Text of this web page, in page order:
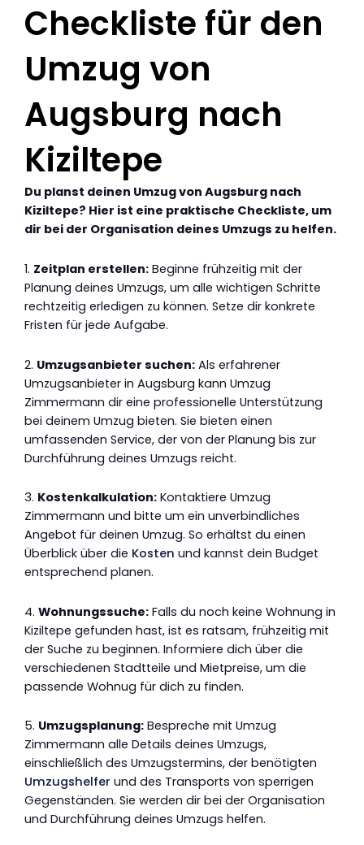
Checkliste für den
Umzug von
Augsburg nach
Kiziltepe
Du planst deinen Umzug von Augsburg nach
Kiziltepe? Hier ist eine praktische Checkliste, um
dir bei der Organisation deines Umzugs zu helfen.
1. Zeitplan erstellen: Beginne frühzeitig mit der
Planung deines Umzugs, um alle wichtigen Schritte
rechtzeitig erledigen zu können. Setze dir konkrete
Fristen für jede Aufgabe.
2. Umzugsanbieter suchen: Als erfahrener
Umzugsanbieter in Augsburg kann Umzug
Zimmermann dir eine professionelle Unterstützung
bei deinem Umzug bieten. Sie bieten einen
umfassenden Service, der von der Planung bis zur
Durchführung deines Umzugs reicht.
3. Kostenkalkulation: Kontaktiere Umzug
Zimmermann und bitte um ein unverbindliches
Angebot für deinen Umzug. So erhältst du einen
Überblick über die Kosten und kannst dein Budget
entsprechend planen.
4. Wohnungssuche: Falls du noch keine Wohnung in
Kiziltepe gefunden hast, ist es ratsam, frühzeitig mit
der Suche zu beginnen. Informiere dich über die
verschiedenen Stadtteile und Mietpreise, um die
passende Wohnug für dich zu finden.
5. Umzugsplanung: Bespreche mit Umzug
Zimmermann alle Details deines Umzugs,
einschließlich des Umzugstermins, der benötigten
Umzugshelfer und des Transports von sperrigen
Gegenständen. Sie werden dir bei der Organisation
und Durchführung deines Umzugs helfen.